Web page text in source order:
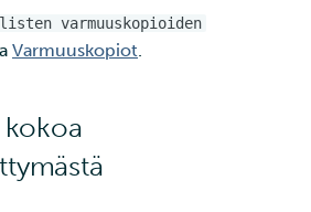
käyttöönotto
verkkokäyttöliittymällä
välillä
Etälevyjen liittäminen
varmuuskopioiden
Varmuuskopiot.